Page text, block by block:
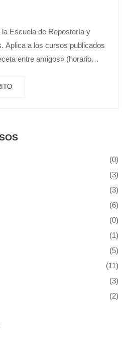
Escuela de Repostería y
Aplica a los cursos publicados
entre amigos» (horario
(0)
(3)
(3)
(6)
(0)
(1)
(5)
(11)
(3)
(2)